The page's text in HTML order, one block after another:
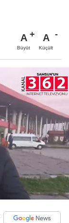
A
Büyüt
A
Küçült